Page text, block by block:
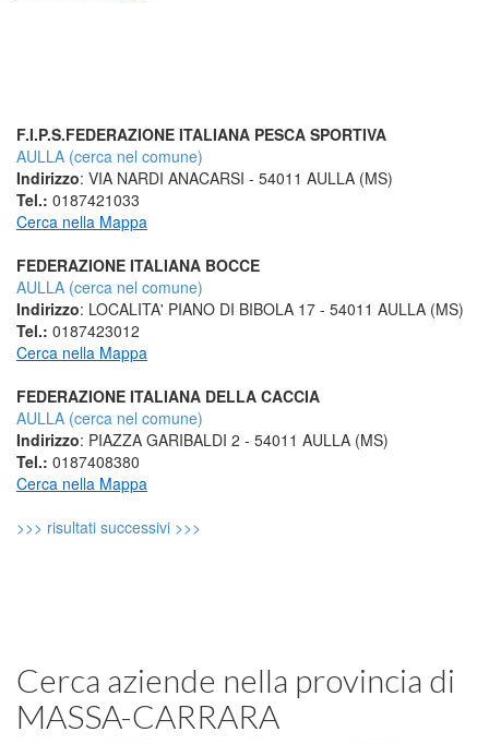
F.I.P.S.FEDERAZIONE ITALIANA PESCA SPORTIVA
AULLA (cerca nel comune)
Indirizzo: VIA NARDI ANACARSI - 54011 AULLA (MS)
Tel.: 0187421033
Cerca nella Mappa
FEDERAZIONE ITALIANA BOCCE
AULLA (cerca nel comune)
Indirizzo: LOCALITA' PIANO DI BIBOLA 17 - 54011 AULLA (MS)
Tel.: 0187423012
Cerca nella Mappa
FEDERAZIONE ITALIANA DELLA CACCIA
AULLA (cerca nel comune)
Indirizzo: PIAZZA GARIBALDI 2 - 54011 AULLA (MS)
Tel.: 0187408380
Cerca nella Mappa
>>> risultati successivi >>>
Cerca aziende nella provincia di
MASSA-CARRARA